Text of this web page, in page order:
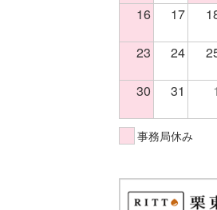
16 17
23 24
30 31 1
事務局休み